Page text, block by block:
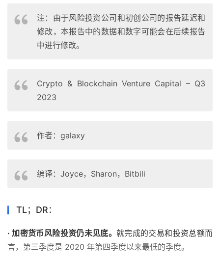
注：由于风险投资公司和初创公司的报告延迟和
修改，本报告中的数据和数字可能会在后续报告
中进行修改。
Crypto & Blockchain Venture Capital – Q3
2023
作者：galaxy
编译：Joyce，Sharon，Bitbili
TL；DR：
· 加密货币风险投资仍未见底。就完成的交易和投资总额而
言，第三季度是 2020 年第四季度以来最低的季度。